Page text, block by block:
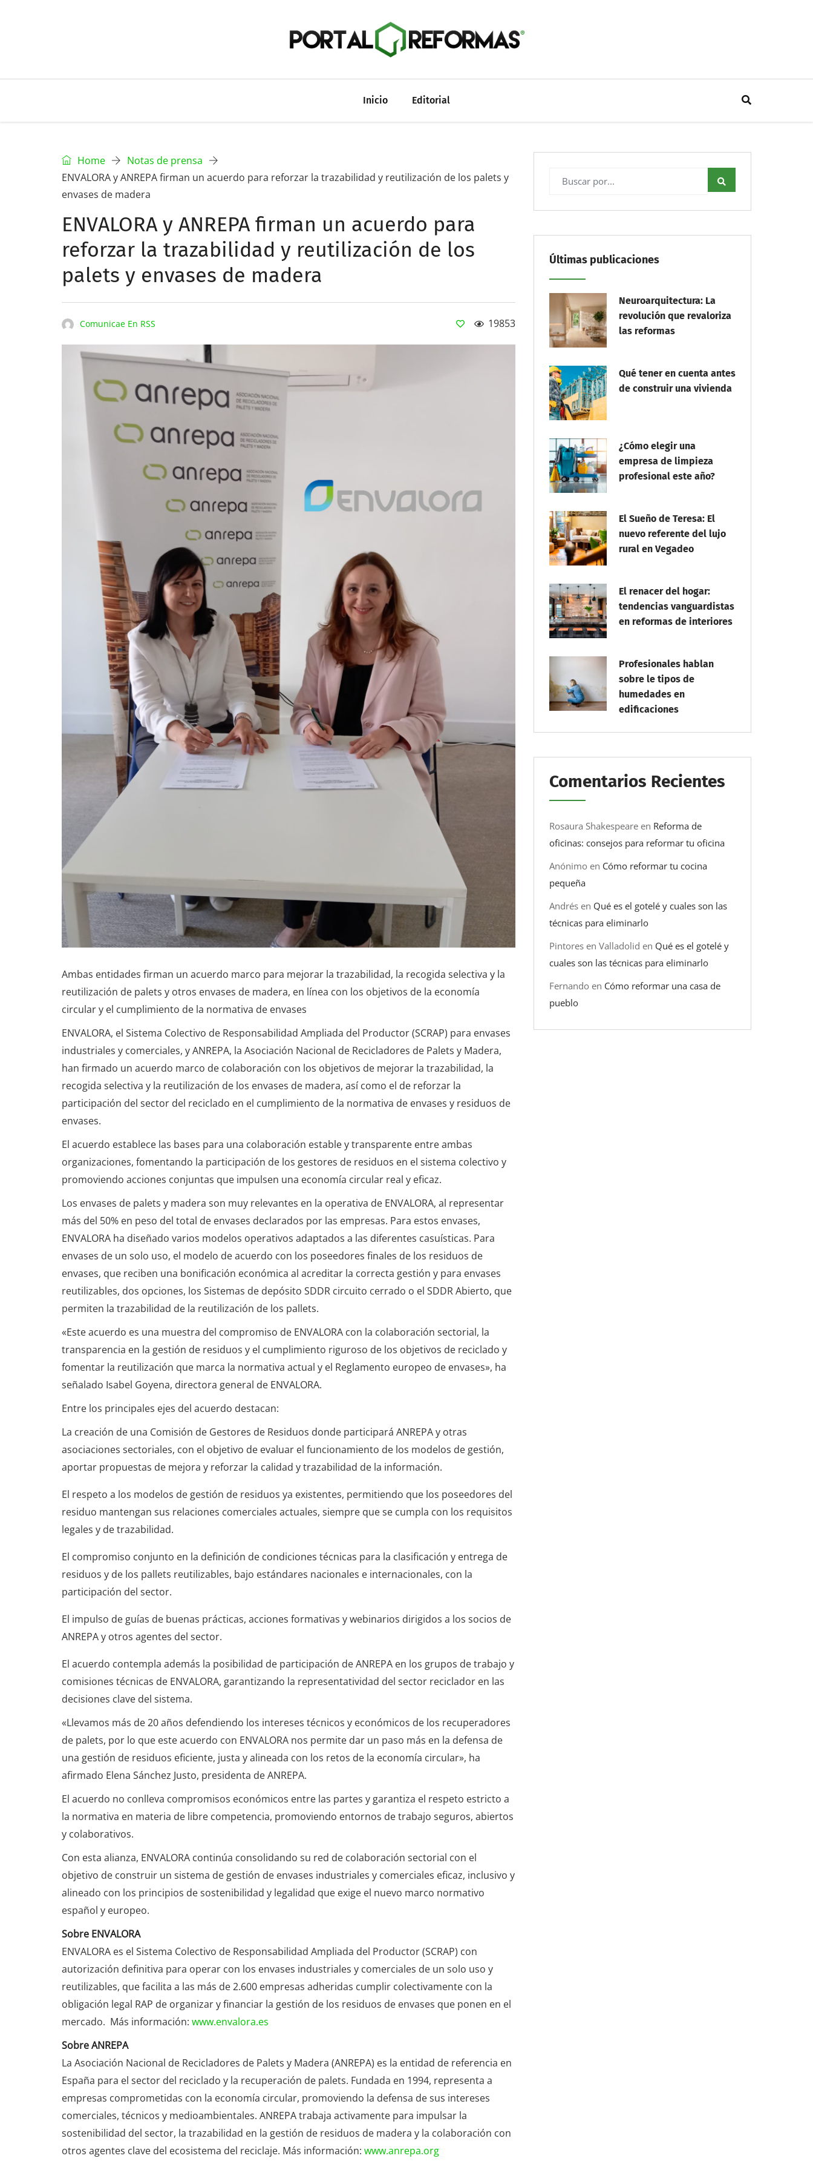
Inicio Editorial
Home
Notas de prensa
ENVALORA y ANREPA firman un acuerdo para reforzar la trazabilidad y reutilización de los palets y
envases de madera
ENVALORA y ANREPA firman un acuerdo para
reforzar la trazabilidad y reutilización de los
palets y envases de madera
Comunicae En RSS 19853
Ambas entidades firman un acuerdo marco para mejorar la trazabilidad, la recogida selectiva y la
reutilización de palets y otros envases de madera, en línea con los objetivos de la economía
circular y el cumplimiento de la normativa de envases
ENVALORA, el Sistema Colectivo de Responsabilidad Ampliada del Productor (SCRAP) para envases
industriales y comerciales, y ANREPA, la Asociación Nacional de Recicladores de Palets y Madera,
han firmado un acuerdo marco de colaboración con los objetivos de mejorar la trazabilidad, la
recogida selectiva y la reutilización de los envases de madera, así como el de reforzar la
participación del sector del reciclado en el cumplimiento de la normativa de envases y residuos de
envases.
El acuerdo establece las bases para una colaboración estable y transparente entre ambas
organizaciones, fomentando la participación de los gestores de residuos en el sistema colectivo y
promoviendo acciones conjuntas que impulsen una economía circular real y eficaz.
Los envases de palets y madera son muy relevantes en la operativa de ENVALORA, al representar
más del 50% en peso del total de envases declarados por las empresas. Para estos envases,
ENVALORA ha diseñado varios modelos operativos adaptados a las diferentes casuísticas. Para
envases de un solo uso, el modelo de acuerdo con los poseedores finales de los residuos de
envases, que reciben una bonificación económica al acreditar la correcta gestión y para envases
reutilizables, dos opciones, los Sistemas de depósito SDDR circuito cerrado o el SDDR Abierto, que
permiten la trazabilidad de la reutilización de los pallets.
«Este acuerdo es una muestra del compromiso de ENVALORA con la colaboración sectorial, la
transparencia en la gestión de residuos y el cumplimiento riguroso de los objetivos de reciclado y
fomentar la reutilización que marca la normativa actual y el Reglamento europeo de envases», ha
señalado Isabel Goyena, directora general de ENVALORA.
Entre los principales ejes del acuerdo destacan:
La creación de una Comisión de Gestores de Residuos donde participará ANREPA y otras
asociaciones sectoriales, con el objetivo de evaluar el funcionamiento de los modelos de gestión,
aportar propuestas de mejora y reforzar la calidad y trazabilidad de la información.
El respeto a los modelos de gestión de residuos ya existentes, permitiendo que los poseedores del
residuo mantengan sus relaciones comerciales actuales, siempre que se cumpla con los requisitos
legales y de trazabilidad.
El compromiso conjunto en la definición de condiciones técnicas para la clasificación y entrega de
residuos y de los pallets reutilizables, bajo estándares nacionales e internacionales, con la
participación del sector.
El impulso de guías de buenas prácticas, acciones formativas y webinarios dirigidos a los socios de
ANREPA y otros agentes del sector.
El acuerdo contempla además la posibilidad de participación de ANREPA en los grupos de trabajo y
comisiones técnicas de ENVALORA, garantizando la representatividad del sector reciclador en las
decisiones clave del sistema.
«Llevamos más de 20 años defendiendo los intereses técnicos y económicos de los recuperadores
de palets, por lo que este acuerdo con ENVALORA nos permite dar un paso más en la defensa de
una gestión de residuos eficiente, justa y alineada con los retos de la economía circular», ha
afirmado Elena Sánchez Justo, presidenta de ANREPA.
El acuerdo no conlleva compromisos económicos entre las partes y garantiza el respeto estricto a
la normativa en materia de libre competencia, promoviendo entornos de trabajo seguros, abiertos
y colaborativos.
Con esta alianza, ENVALORA continúa consolidando su red de colaboración sectorial con el
objetivo de construir un sistema de gestión de envases industriales y comerciales eficaz, inclusivo y
alineado con los principios de sostenibilidad y legalidad que exige el nuevo marco normativo
español y europeo.
Sobre ENVALORA
ENVALORA es el Sistema Colectivo de Responsabilidad Ampliada del Productor (SCRAP) con
autorización definitiva para operar con los envases industriales y comerciales de un solo uso y
reutilizables, que facilita a las más de 2.600 empresas adheridas cumplir colectivamente con la
obligación legal RAP de organizar y financiar la gestión de los residuos de envases que ponen en el
mercado. Más información: www.envalora.es
Sobre ANREPA
La Asociación Nacional de Recicladores de Palets y Madera (ANREPA) es la entidad de referencia en
España para el sector del reciclado y la recuperación de palets. Fundada en 1994, representa a
empresas comprometidas con la economía circular, promoviendo la defensa de sus intereses
comerciales, técnicos y medioambientales. ANREPA trabaja activamente para impulsar la
sostenibilidad del sector, la trazabilidad en la gestión de residuos de madera y la colaboración con
otros agentes clave del ecosistema del reciclaje. Más información: www.anrepa.org
Últimas publicaciones
Neuroarquitectura: La
revolución que revaloriza
las reformas
Qué tener en cuenta antes
de construir una vivienda
¿Cómo elegir una
empresa de limpieza
profesional este año?
El Sueño de Teresa: El
nuevo referente del lujo
rural en Vegadeo
El renacer del hogar:
tendencias vanguardistas
en reformas de interiores
Profesionales hablan
sobre le tipos de
humedades en
edificaciones
Comentarios Recientes
Rosaura Shakespeare en Reforma de
oficinas: consejos para reformar tu oficina
Anónimo en Cómo reformar tu cocina
pequeña
Andrés en Qué es el gotelé y cuales son las
técnicas para eliminarlo
Pintores en Valladolid en Qué es el gotelé y
cuales son las técnicas para eliminarlo
Fernando en Cómo reformar una casa de
pueblo